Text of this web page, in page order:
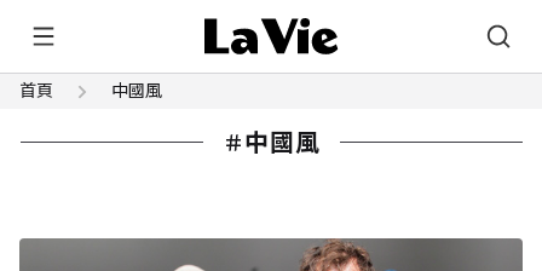
首頁 中國風
中國風